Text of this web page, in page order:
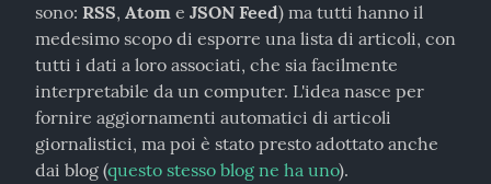
sono: RSS, Atom e JSON Feed) ma tutti hanno il
medesimo scopo di esporre una lista di articoli, con
tutti i dati a loro associati, che sia facilmente
interpretabile da un computer. L'idea nasce per
fornire aggiornamenti automatici di articoli
giornalistici, ma poi è stato presto adottato anche
dai blog (questo stesso blog ne ha uno).